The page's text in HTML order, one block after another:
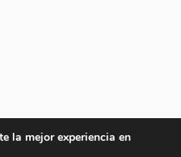
la mejor experiencia en